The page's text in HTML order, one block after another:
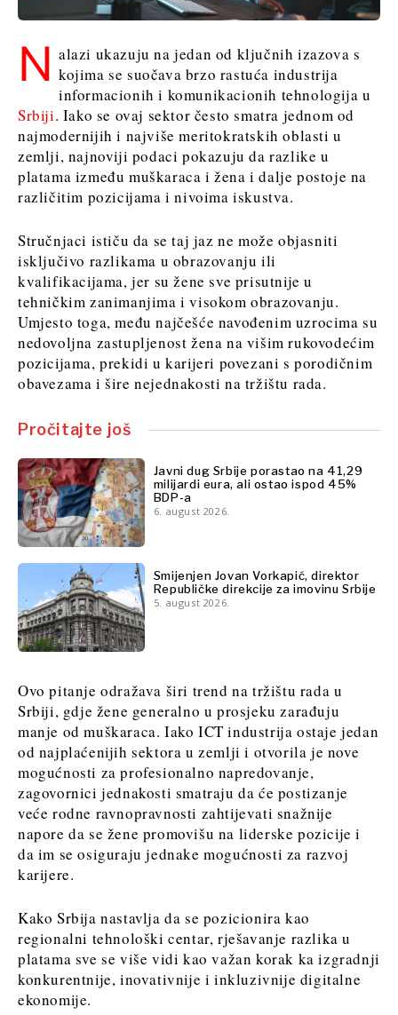
N alazi ukazuju na jedan od ključnih izazova s
kojima se suočava brzo rastuća industrija
informacionih i komunikacionih tehnologija u
Srbiji. Iako se ovaj sektor često smatra jednom od
najmodernijih i najviše meritokratskih oblasti u
zemlji, najnoviji podaci pokazuju da razlike u
platama između muškaraca i žena i dalje postoje na
različitim pozicijama i nivoima iskustva.
Stručnjaci ističu da se taj jaz ne može objasniti
isključivo razlikama u obrazovanju ili
kvalifikacijama, jer su žene sve prisutnije u
tehničkim zanimanjima i visokom obrazovanju.
Umjesto toga, među najčešće navođenim uzrocima su
nedovoljna zastupljenost žena na višim rukovodećim
pozicijama, prekidi u karijeri povezani s porodičnim
obavezama i šire nejednakosti na tržištu rada.
Pročitajte još
Javni dug Srbije porastao na 41,29
milijardi eura, ali ostao ispod 45%
BDP-a
6. august 2026.
Smijenjen Jovan Vorkapić, direktor
Republičke direkcije za imovinu Srbije
5. august 2026.
Ovo pitanje odražava širi trend na tržištu rada u
Srbiji, gdje žene generalno u prosjeku zarađuju
manje od muškaraca. Iako ICT industrija ostaje jedan
od najplaćenijih sektora u zemlji i otvorila je nove
mogućnosti za profesionalno napredovanje,
zagovornici jednakosti smatraju da će postizanje
veće rodne ravnopravnosti zahtijevati snažnije
napore da se žene promovišu na liderske pozicije i
da im se osiguraju jednake mogućnosti za razvoj
karijere.
Kako Srbija nastavlja da se pozicionira kao
regionalni tehnološki centar, rješavanje razlika u
platama sve se više vidi kao važan korak ka izgradnji
konkurentnije, inovativnije i inkluzivnije digitalne
ekonomije.